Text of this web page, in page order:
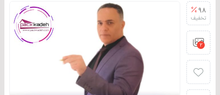
98
تخفیف
2